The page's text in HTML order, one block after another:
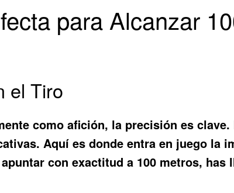
para Alcanzar
el Tiro
como afición, la precisión es
Aquí es donde entra en juego la
con exactitud a 100 metros, has